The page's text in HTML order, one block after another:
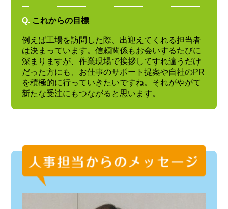
Q. これからの目標
例えば工場を訪問した際、出迎えてくれる担当者
は決まっています。信頼関係もお会いするたびに
深まりますが、作業現場で挨拶してすれ違うだけ
だった方にも、お仕事のサポート提案や自社のPR
を積極的に行っていきたいですね。それがやがて
新たな受注にもつながると思います。